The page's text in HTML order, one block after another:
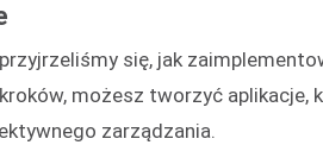
się, jak
możesz tworzyć
zarządzania.